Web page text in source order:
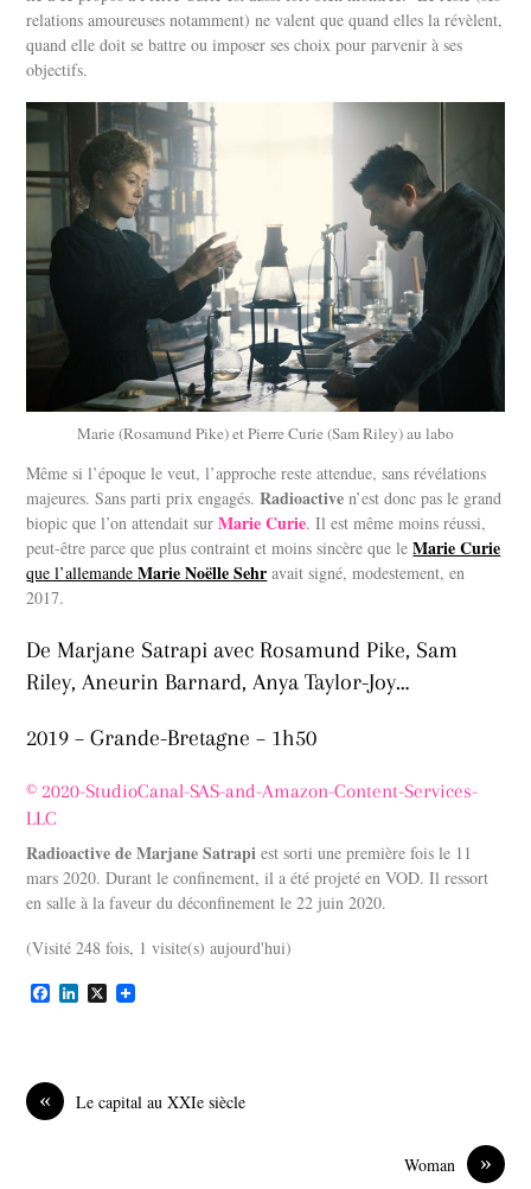
relations amoureuses notamment) ne valent que quand elles la révèlent,
quand elle doit se battre ou imposer ses choix pour parvenir à ses
objectifs.
Marie (Rosamund Pike) et Pierre Curie (Sam Riley) au labo
Même si l’époque le veut, l’approche reste attendue, sans révélations
majeures. Sans parti prix engagés.Radioactive n’est donc pas le grand
biopic que l’on attendait surMarie Curie. Il est même moins réussi,
peut-être parce que plus contraint et moins sincère que leMarie Curie
que l’allemandeMarie Noëlle Sehr avait signé, modestement, en
2017.
De Marjane Satrapi avec Rosamund Pike, Sam
Riley, Aneurin Barnard, Anya Taylor-Joy…
2019 – Grande-Bretagne – 1h50
© 2020-StudioCanal-SAS-and-Amazon-Content-Services-
LLC
Radioactive de Marjane Satrapi est sorti une première fois le 11
mars 2020. Durant le confinement, il a été projeté en VOD. Il ressort
en salle à la faveur du déconfinement le 22 juin 2020.
(Visité 248 fois, 1 visite(s) aujourd'hui)
F
o
o
k
L
I
X
« Le capital au XXIe siècle
»
Woman